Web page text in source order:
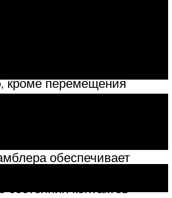
в первом
в катушке
в крышке
кроме перемещения
поршень занимает
прерывателя, в
свечу.
обеспечивает
как работает трамблер.
состояния контактов